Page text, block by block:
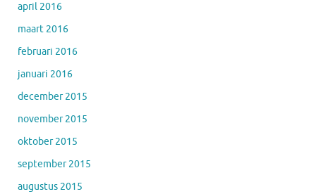
april 2016
maart 2016
februari 2016
januari 2016
december 2015
november 2015
oktober 2015
september 2015
augustus 2015